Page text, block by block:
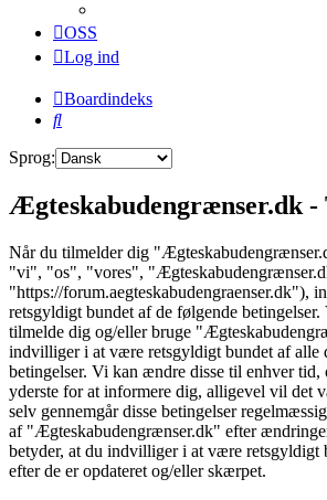
OSS
Log ind
Boardindeks
Søg
Sprog:
Ægteskabudengrænser.dk
Når du tilmelder dig
"vi", "os", "vores",
"https://forum.aegteskabudengraenser.dk"),
retsgyldigt bundet af de følgende
tilmelde dig og/eller bruge
indvilliger i at være retsgyldigt bundet af alle
betingelser. Vi kan ændre disse til enhver
yderste for at informere dig, alligevel vil det
selv gennemgår disse betingelser
af "Ægteskabudengrænser.dk" efter
betyder, at du indvilliger i at være retsgyldigt
efter de er opdateret og/eller skærpet.